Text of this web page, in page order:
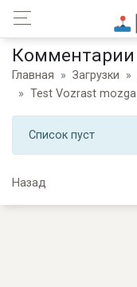
Комментарии
Главная Загрузки
Test Vozrast mozga
Список пуст
Назад